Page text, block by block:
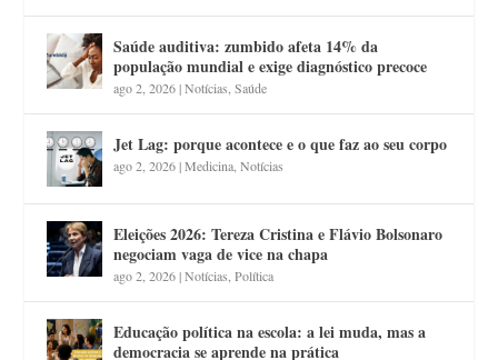
Saúde auditiva: zumbido afeta 14% da
população mundial e exige diagnóstico precoce
ago 2, 2026|Notícias ,Saúde
Jet Lag: porque acontece e o que faz ao seu corpo
ago 2, 2026|Medicina ,Notícias
Eleições 2026: Tereza Cristina e Flávio Bolsonaro
negociam vaga de vice na chapa
ago 2, 2026|Notícias ,Política
Educação política na escola: a lei muda, mas a
democracia se aprende na prática